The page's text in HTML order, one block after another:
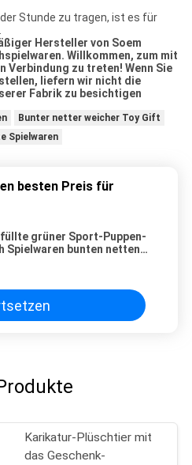
der Stunde zu tragen, ist es für
Hersteller von Soem
Willkommen, zum mit
zu treten! Wenn Sie
liefern wir nicht die
Fabrik zu besichtigen
Bunter netter weicher Toy Gift
Spielwaren
besten Preis für
grüner Sport-Puppen-
Spielwaren bunten netten
Karikatur-Plüschtier mit
das Geschenk-